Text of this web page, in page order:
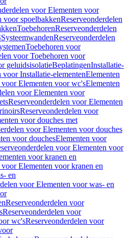
voor Elementen voor
voor spoelbakkenReserveonderdelen
ToebehorenReserveonderdelen
SysteemwandenReserveonderdelen
Toebehoren voor
voor Toebehoren voor
geluidsisolatieBeplatingenInstallatie-
voor Installatie-elementenElementen
voor Elementen voor wc'sElementen
voor Elementen voor
Reserveonderdelen voor Elementen
Reserveonderdelen voor
voor douches met
voor Elementen voor douches
voor douchesElementen voor
voor Elementen voor
voor kranen en
Elementen voor kranen en
en
voor Elementen voor was- en
Reserveonderdelen voor
Reserveonderdelen voor
wc'sReserveonderdelen voor